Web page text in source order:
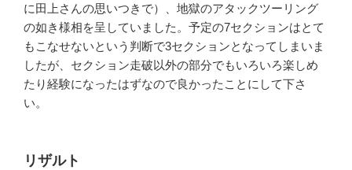
に田上さんの思いつきで）、地獄のアタックツーリング
の如き様相を呈していました。予定の7セクションはとて
もこなせないという判断で3セクションとなってしまいま
したが、セクション走破以外の部分でもいろいろ楽しめ
たり経験になったはずなので良かったことにして下さ
い。
リザルト